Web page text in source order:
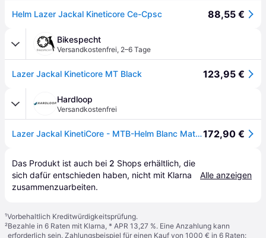
Helm Lazer Jackal Kineticore Ce-Cpsc 88,55 €
Bikespecht
Versandkostenfrei, 2–6 Tage
Lazer Jackal Kineticore MT Black 123,95 €
Hardloop
Versandkostenfrei
Lazer Jackal KinetiCore - MTB-Helm Blanc Mat Noir S (52 - 56 cm)172,90 €
Das Produkt ist auch bei 2 Shops erhältlich, die
sich dafür entschieden haben, nicht mit Klarna
zusammenzuarbeiten.
Alle anzeigen
¹Vorbehaltlich Kreditwürdigkeitsprüfung.
²Bezahle in 6 Raten mit Klarna, * APR 13,27 %. Eine Anzahlung kann
erforderlich sein. Zahlungsbeispiel für einen Kauf von 1000 € in 6 Raten: